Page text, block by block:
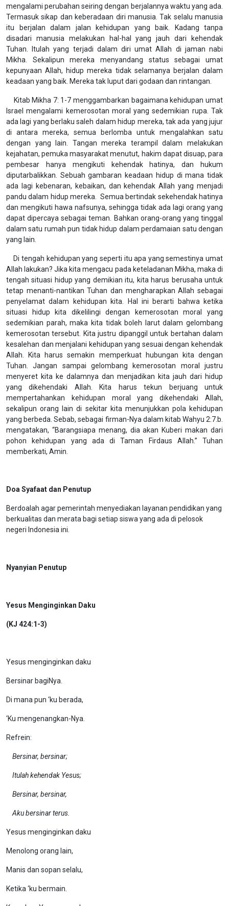
mengalami perubahan seiring dengan berjalannya waktu yang ada.
Termasuk sikap dan keberadaan diri manusia. Tak selalu manusia
itu berjalan dalam jalan kehidupan yang baik. Kadang tanpa
disadari manusia melakukan hal-hal yang jauh dari kehendak
Tuhan. Itulah yang terjadi dalam diri umat Allah di jaman nabi
Mikha. Sekalipun mereka menyandang status sebagai umat
kepunyaan Allah, hidup mereka tidak selamanya berjalan dalam
keadaan yang baik. Mereka tak luput dari godaan dan rintangan.
Kitab Mikha 7: 1-7 menggambarkan bagaimana kehidupan umat
Israel mengalami kemerosotan moral yang sedemikian rupa. Tak
ada lagi yang berlaku saleh dalam hidup mereka, tak ada yang jujur
di antara mereka, semua berlomba untuk mengalahkan satu
dengan yang lain. Tangan mereka terampil dalam melakukan
kejahatan, pemuka masyarakat menutut, hakim dapat disuap, para
pembesar hanya mengikuti kehendak hatinya, dan hukum
diputarbalikkan. Sebuah gambaran keadaan hidup di mana tidak
ada lagi kebenaran, kebaikan, dan kehendak Allah yang menjadi
pandu dalam hidup mereka. Semua bertindak sekehendak hatinya
dan mengikuti hawa nafsunya, sehingga tidak ada lagi orang yang
dapat dipercaya sebagai teman. Bahkan orang-orang yang tinggal
dalam satu rumah pun tidak hidup dalam perdamaian satu dengan
yang lain.
Di tengah kehidupan yang seperti itu apa yang semestinya umat
Allah lakukan? Jika kita mengacu pada keteladanan Mikha, maka di
tengah situasi hidup yang demikian itu, kita harus berusaha untuk
tetap menanti-nantikan Tuhan dan mengharapkan Allah sebagai
penyelamat dalam kehidupan kita. Hal ini berarti bahwa ketika
situasi hidup kita dikelilingi dengan kemerosotan moral yang
sedemikian parah, maka kita tidak boleh larut dalam gelombang
kemerosotan tersebut. Kita justru dipanggil untuk bertahan dalam
kesalehan dan menjalani kehidupan yang sesuai dengan kehendak
Allah. Kita harus semakin memperkuat hubungan kita dengan
Tuhan. Jangan sampai gelombang kemerosotan moral justru
menyeret kita ke dalamnya dan menjadikan kita jauh dari hidup
yang dikehendaki Allah. Kita harus tekun berjuang untuk
mempertahankan kehidupan moral yang dikehendaki Allah,
sekalipun orang lain di sekitar kita menunjukkan pola kehidupan
yang berbeda. Sebab, sebagai firman-Nya dalam kitab Wahyu 2:7.b.
mengatakan, “Barangsiapa menang, dia akan Kuberi makan dari
pohon kehidupan yang ada di Taman Firdaus Allah.” Tuhan
memberkati, Amin.
Doa Syafaat dan Penutup
Berdoalah agar pemerintah menyediakan layanan pendidikan yang
berkualitas dan merata bagi setiap siswa yang ada di pelosok
negeri Indonesia ini.
Nyanyian Penutup
Yesus Menginginkan Daku
(KJ 424:1-3)
Yesus menginginkan daku
Bersinar bagiNya.
Di mana pun ‘ku berada,
‘Ku mengenangkan-Nya.
Refrein:
Bersinar, bersinar;
Itulah kehendak Yesus;
Bersinar, bersinar,
Aku bersinar terus.
Yesus menginginkan daku
Menolong orang lain,
Manis dan sopan selalu,
Ketika ‘ku bermain.